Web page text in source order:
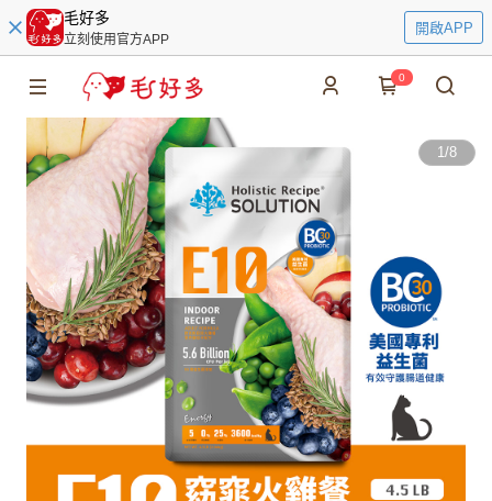
毛好多
立刻使用官方APP
開啟APP
0
1/8